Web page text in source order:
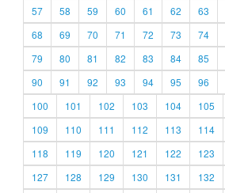
57
58 59 60 61 62 63
68
69 70 71 72 73 74
79
80 81 82 83 84 85
90
91 92 93 94 95 96
100
101 102 103 104 105
109
110 111 112 113 114
118
119 120 121 122 123
127
128 129 130 131 132